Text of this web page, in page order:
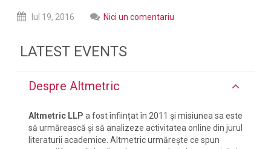
Iul 19, 2016 Nici un comentariu
LATEST EVENTS
Despre Altmetric
Altmetric LLP a fost înființat în 2011 și misiunea sa este
să urmărească și să analizeze activitatea online din jurul
literaturii academice. Altmetric urmărește ce spun